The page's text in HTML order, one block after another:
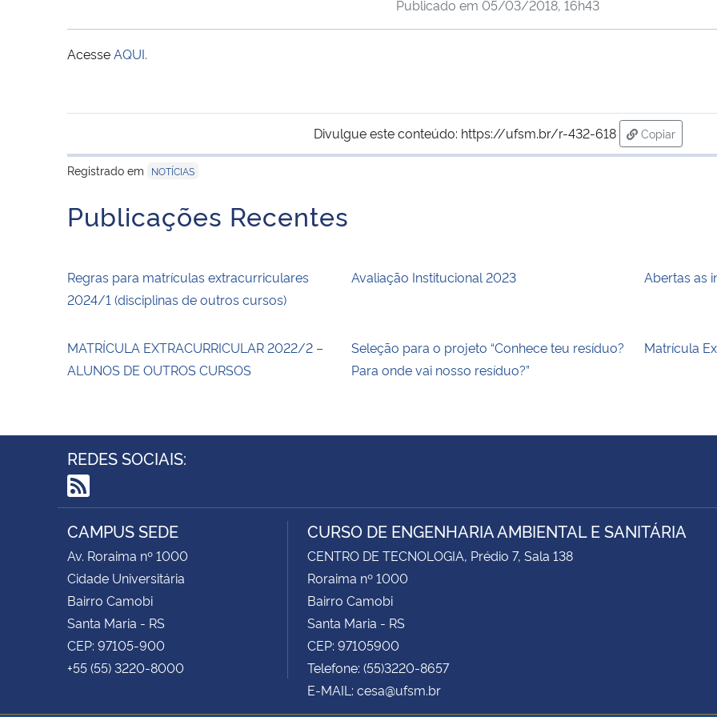
Publicado em 05/03/2018, 16h43
AcesseAQUI.
Divulgue este conteúdo: https://ufsm.br/r-432-618
Copiar
para área
Registrado em
NOTÍCIAS
Publicações Recentes
Regras para matrículas extracurriculares
2024/1 (disciplinas de outros cursos)
Avaliação Institucional 2023 Abertas as
MATRÍCULA EXTRACURRICULAR 2022/2 –
ALUNOS DE OUTROS CURSOS
Seleção para o projeto “Conhece teu resíduo?
Para onde vai nosso resíduo?”
Matrícula
REDES SOCIAIS:
RSS
CAMPUS SEDE
Av. Roraima nº 1000
Cidade Universitária
Bairro Camobi
Santa Maria - RS
CEP: 97105-900
+55 (55) 3220-8000
CURSO DE ENGENHARIA AMBIENTAL E SANITÁRIA
CENTRO DE TECNOLOGIA, Prédio 7, Sala 138
Roraima nº 1000
Bairro Camobi
Santa Maria - RS
CEP: 97105900
Telefone: (55)3220-8657
E-MAIL: cesa@ufsm.br